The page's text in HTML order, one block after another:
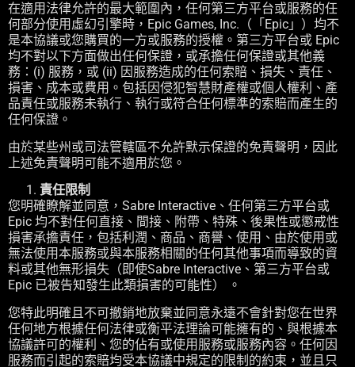
在適用法律允許的最大範圍內，任何第三方平台或服務的任
何部分使用虛幻引擎時，Epic Games, Inc.（「Epic」）均不
是本協議或您購買的一方或服務的授權。第三方平台或 Epic
均不對以下方面做出任何保證，或承擔任何保證或其他義
務：(i) 服務，或 (ii) 因服務造成的任何索賠、損失、責任、
損害、成本或費用。包括因侵犯智慧財產權或個人權利、產
品責任或服務未執行、執行或符合任何標準的索賠而產生的
任何保證。
由於某些州或司法管轄區不允許默示保證的免責聲明，因此
上述免責聲明可能不適用於您。
責任限制
您明確瞭解並同意，Sabre Interactive、任何第三方平台或
Epic 均不對任何直接、間接、附帶、特殊、後果性或懲戒性
損害承擔責任，包括利潤、商品、商譽、使用、由於使用或
無法使用本服務或與本服務相關的任何其他事項而導致的資
料或其他無形損失（即使Sabre Interactive、第三方平台或
Epic 已被告知發生此類損害的可能性） 。
您特此明確且不可撤銷地放棄並同意永遠不會針對您在世界
任何地方根據任何法律或衡平法理論可能擁有的、與根據本
協議許可的權利、您的佔有或使用服務或服務內容。任何因
服務而引起的索賠均受本協議中規定的限制的約束，並且只